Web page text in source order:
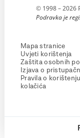
© 1998 – 2026
Podravka je
Mapa stranice
Uvjeti korištenja
Zaštita osobnih
Izjava o
Pravila o korištenju
kolačića